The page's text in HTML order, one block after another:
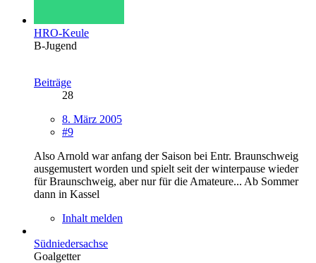
HRO-Keule
B-Jugend
Beiträge
28
8. März 2005
#9
Also Arnold war anfang der Saison bei Entr. Braunschweig
ausgemustert worden und spielt seit der winterpause wieder
für Braunschweig, aber nur für die Amateure... Ab Sommer
dann in Kassel
Inhalt melden
Südniedersachse
Goalgetter